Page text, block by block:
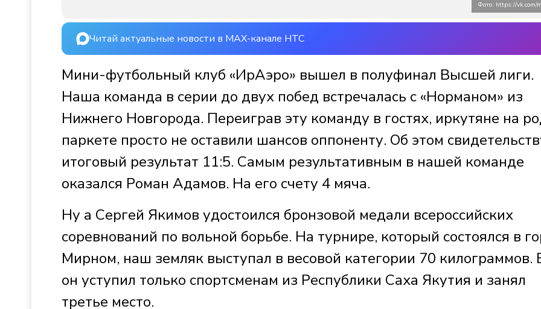
Фото: https://vk.com/
Читай актуальные новости в MAX-канале НТС
Мини-футбольный клуб «ИрАэро» вышел в полуфинал Высшей лиги.
Наша команда в серии до двух побед встречалась с «Норманом» из
Нижнего Новгорода. Переиграв эту команду в гостях, иркутяне на
паркете просто не оставили шансов оппоненту. Об этом
итоговый результат 11:5. Самым результативным в нашей команде
оказался Роман Адамов. На его счету 4 мяча.
Ну а Сергей Якимов удостоился бронзовой медали всероссийских
соревнований по вольной борьбе. На турнире, который состоялся в
Мирном, наш земляк выступал в весовой категории 70 килограммов.
он уступил только спортсменам из Республики Саха Якутия и занял
третье место.